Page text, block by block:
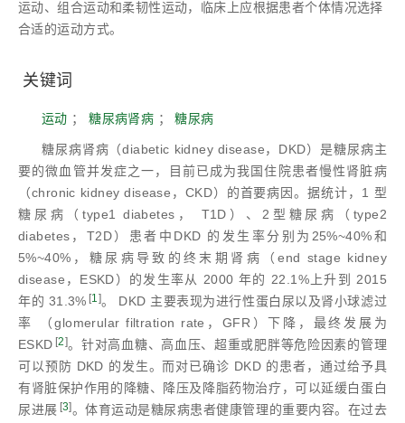
运动、组合运动和柔韧性运动，临床上应根据患者个体情况选择
合适的运动方式。
关键词
运动 ；糖尿病肾病 ；糖尿病
糖尿病肾病（diabetic kidney disease，DKD）是糖尿病主
要的微血管并发症之一，目前已成为我国住院患者慢性肾脏病
（chronic kidney disease，CKD）的首要病因。据统计，1 型
糖尿病（type1 diabetes， T1D）、2型糖尿病（type2
diabetes，T2D）患者中DKD 的发生率分别为25%~40%和
5%~40%，糖尿病导致的终末期肾病（end stage kidney
disease，ESKD）的发生率从 2000 年的 22.1%上升到 2015
年的 31.3% [1]。 DKD 主要表现为进行性蛋白尿以及肾小球滤过
率 （glomerular filtration rate，GFR）下降，最终发展为
ESKD [2]。针对高血糖、高血压、超重或肥胖等危险因素的管理
可以预防 DKD 的发生。而对已确诊 DKD 的患者，通过给予具
有肾脏保护作用的降糖、降压及降脂药物治疗，可以延缓白蛋白
尿进展 [3]。体育运动是糖尿病患者健康管理的重要内容。在过去